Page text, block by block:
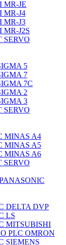
MR-JE
MR-J4
MR-J3
MR-J2S
SERVO
5
7
7C
2
3
SERVO
MINAS A4
MINAS A5
MINAS A6
SERVO
DELTA DVP
LS
MITSUBISHI
PLC OMRON
SIEMENS